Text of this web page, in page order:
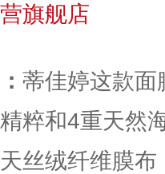
旗舰店
蒂佳婷这款面
粹和4重天然
丝绒纤维膜